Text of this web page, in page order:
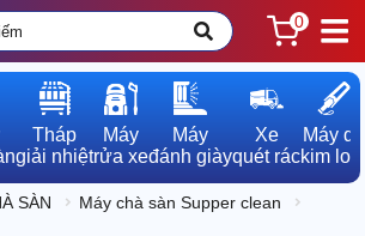
0
Tháp
giải nhiệt
Máy
rửa xe
Máy
đánh giày
Xe
quét rác
Máy dò
kim loại
SÀN
Máy chà sàn Supper clean